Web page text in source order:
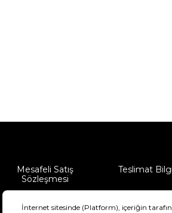
Mesafeli Satış
Sözleşmesi
Teslimat